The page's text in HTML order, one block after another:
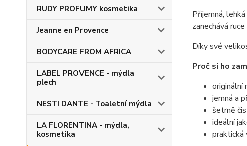
RUDY PROFUMY kosmetika
Jeanne en Provence
BODYCARE FROM AFRICA
LABEL PROVENCE - mýdla
plech
NESTI DANTE - Toaletní mýdla
LA FLORENTINA - mýdla,
kosmetika
Příjemná,
zanechává
Díky své
Proč si ho
originální
jemná a
šetrně
ideální
praktická